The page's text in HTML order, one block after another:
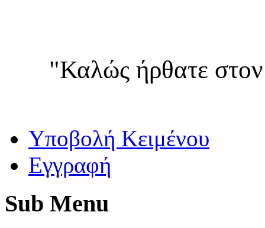
"Καλώς ήρθατε
Yποβολή Κειμένου
Εγγραφή
Sub Menu